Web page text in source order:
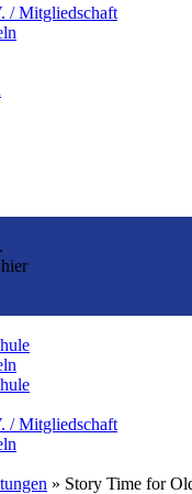
/ Mitgliedschaft
/ Mitgliedschaft
» Story Time for